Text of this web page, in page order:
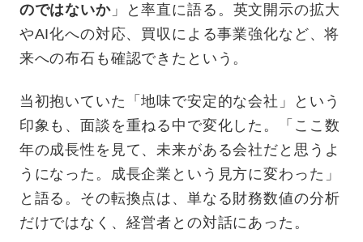
のではないか」と率直に語る。英文開示の拡大
やAI化への対応、買収による事業強化など、将
来への布石も確認できたという。
当初抱いていた「地味で安定的な会社」という
印象も、面談を重ねる中で変化した。「ここ数
年の成長性を見て、未来がある会社だと思うよ
うになった。成長企業という見方に変わった」
と語る。その転換点は、単なる財務数値の分析
だけではなく、経営者との対話にあった。